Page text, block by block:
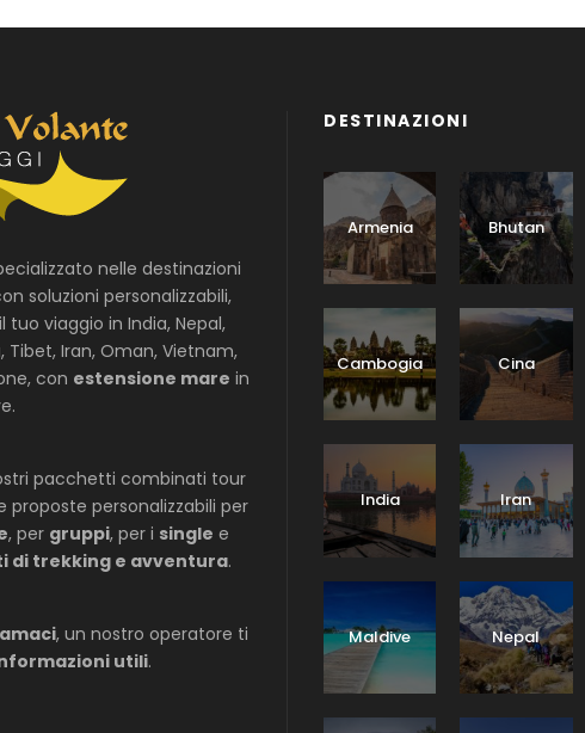
nelle destinazioni
soluzioni personalizzabili,
tuo viaggio in India, Nepal,
Tibet, Iran, Oman, Vietnam,
con estensione mare in
pacchetti combinati tour
proposte personalizzabili per
, per gruppi, per i single e
di trekking e avventura.
, un nostro operatore ti
utili.
DESTINAZIONI
Armenia Bhutan
Cambogia Cina
India Iran
Maldive Nepal